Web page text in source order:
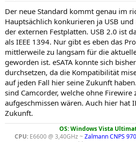
Der neue Standard kommt genau im
Hauptsächlich konkurieren ja USB
der externen Festplatten. USB 2.0 ist
als IEEE 1394. Nur gibt es eben das
mittlerweile zu langsam für die
geworden ist. eSATA konnte sich
durchsetzen, da die Kompatibilität
auf jeden Fall hier seine Zukunft
sind Camcorder, welche ohne Firewire
aufgeschmissen wären. Auch hier hat
Zukunft.
OS: Windows Vista
CPU:E6600 @ 3,40GHz ~Zalmann CNPS